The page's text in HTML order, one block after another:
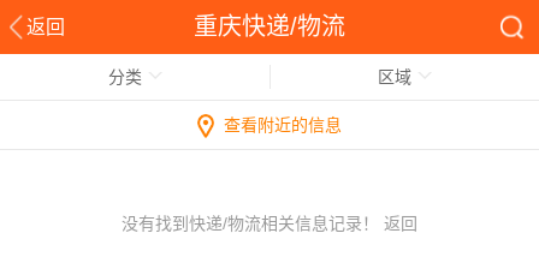
返回 重庆快递/物流
分类 区域
查看附近的信息
没有找到快递/物流相关信息记录！ 返回